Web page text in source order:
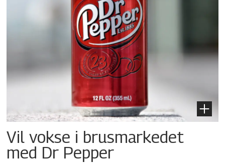
Vil vokse i brusmarkedet
med Dr Pepper